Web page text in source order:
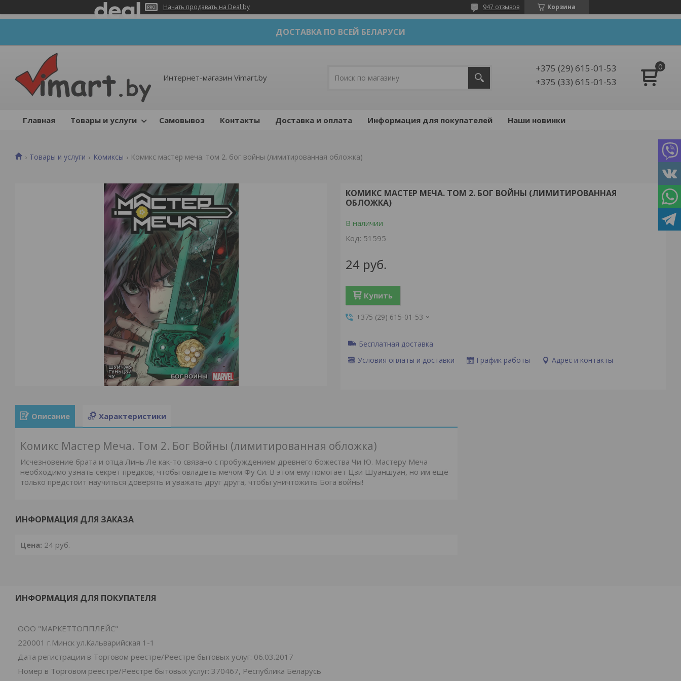
Начать продавать на Deal.by Корзина
947 отзывов
ДОСТАВКА ПО ВСЕЙ БЕЛАРУСИ
Интернет-магазин Vimart.by
+375 (29) 615-01-53
+375 (33) 615-01-53
Главная Товары и услуги Самовывоз Контакты Доставка и оплата Информация для покупателей Наши новинки
Товары и услуги Комиксы Комикс мастер меча. том 2. бог войны (лимитированная обложка)
КОМИКС МАСТЕР МЕЧА. ТОМ 2. БОГ ВОЙНЫ (ЛИМИТИРОВАННАЯ
ОБЛОЖКА)
В наличии
Код: 51595
24 руб.
Купить
+375 (29) 615-01-53
Бесплатная доставка
Условия оплаты и доставки
График работы Адрес и контакты
Описание Характеристики
Комикс Мастер Меча. Том 2. Бог Войны (лимитированная обложка)
Исчезновение брата и отца Линь Ле как-то связано с пробуждением древнего божества Чи Ю. Мастеру Меча
необходимо узнать секрет предков, чтобы овладеть мечом Фу Си. В этом ему помогает Цзи Шуаншуан, но им ещё
только предстоит научиться доверять и уважать друг друга, чтобы уничтожить Бога войны!
ИНФОРМАЦИЯ ДЛЯ ЗАКАЗА
Цена: 24 руб.
ИНФОРМАЦИЯ ДЛЯ ПОКУПАТЕЛЯ
ООО "МАРКЕТТОППЛЕЙС"
220001 г.Минск ул.Кальварийская 1-1
Дата регистрации в Торговом реестре/Реестре бытовых услуг: 06.03.2017
Номер в Торговом реестре/Реестре бытовых услуг: 370467, Республика Беларусь